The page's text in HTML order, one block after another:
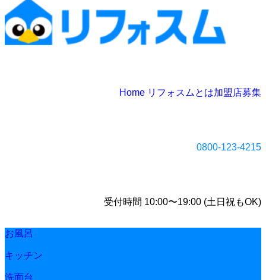
Home リフォスムとは加盟店募集
0800-123-4215
受付時間 10:00〜19:00 (土日祝もOK)
お風呂
キッチン
洗面台